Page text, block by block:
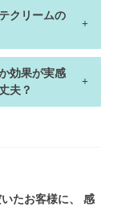
クリームの
効果が実感
夫？
たお客様に、 感